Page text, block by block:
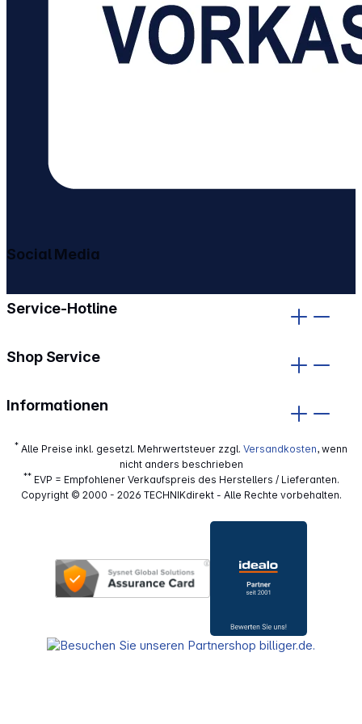
Service-Hotline
Shop Service
Informationen
Social Media
* Alle Preise inkl. gesetzl. Mehrwertsteuer zzgl. Versandkosten, wenn
nicht anders beschrieben
**EVP = Empfohlener Verkaufspreis des Herstellers / Lieferanten.
Copyright © 2000 - 2026 TECHNIKdirekt - Alle Rechte vorbehalten.